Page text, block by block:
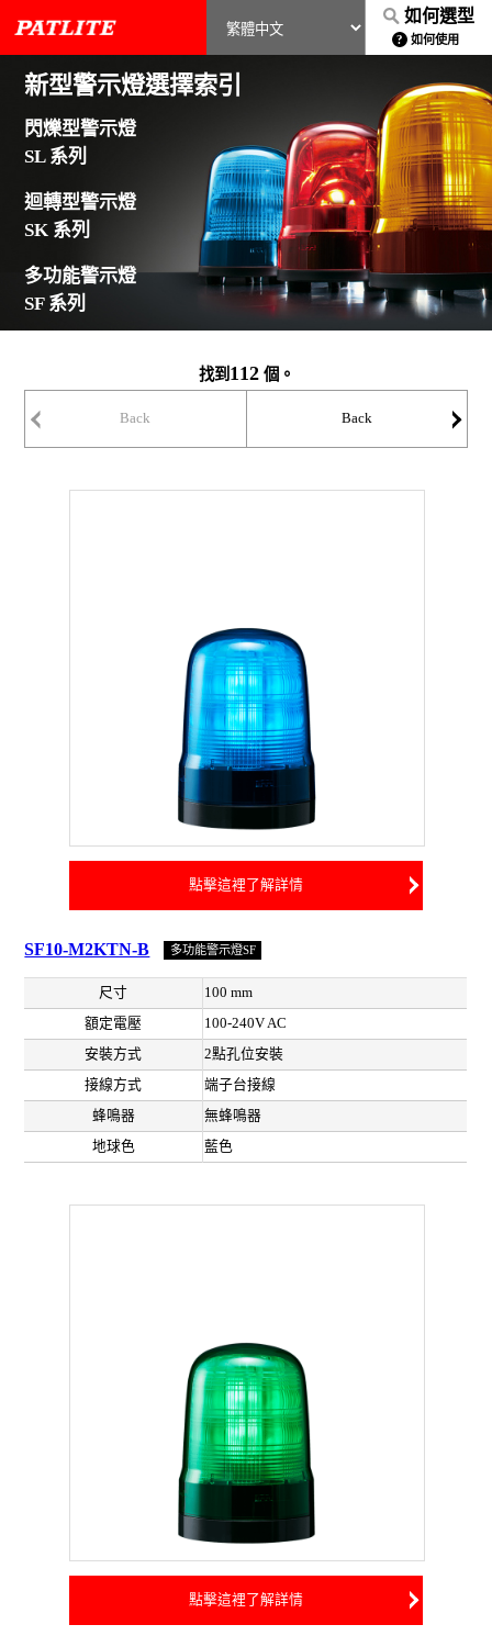
如何選型
如何使用
新型警示燈選擇索引
閃爍型警示燈
SL 系列
迴轉型警示燈
SK 系列
多功能警示燈
SF 系列
找到112個。
Back Back
點擊這裡了解詳情
SF10-M2KTN-B 多功能警示燈SF
尺寸
100 mm
額定電壓
100-240V AC
安裝方式
2點孔位安裝
接線方式
端子台接線
蜂鳴器
無蜂鳴器
地球色
藍色
點擊這裡了解詳情